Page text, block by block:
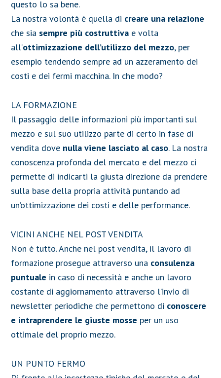
questo lo sa bene.
La nostra volontà è quella di creare una relazione
che sia sempre più costruttiva e volta
all’ottimizzazione dell’utilizzo del mezzo, per
esempio tendendo sempre ad un azzeramento dei
costi e dei fermi macchina. In che modo?
LA FORMAZIONE
Il passaggio delle informazioni più importanti sul
mezzo e sul suo utilizzo parte di certo in fase di
vendita dove nulla viene lasciato al caso. La nostra
conoscenza profonda del mercato e del mezzo ci
permette di indicarti la giusta direzione da prendere
sulla base della propria attività puntando ad
un’ottimizzazione dei costi e delle performance.
VICINI ANCHE NEL POST VENDITA
Non è tutto. Anche nel post vendita, il lavoro di
formazione prosegue attraverso una consulenza
puntuale in caso di necessità e anche un lavoro
costante di aggiornamento attraverso l’invio di
newsletter periodiche che permettono di conoscere
e intraprendere le giuste mosse per un uso
ottimale del proprio mezzo.
UN PUNTO FERMO